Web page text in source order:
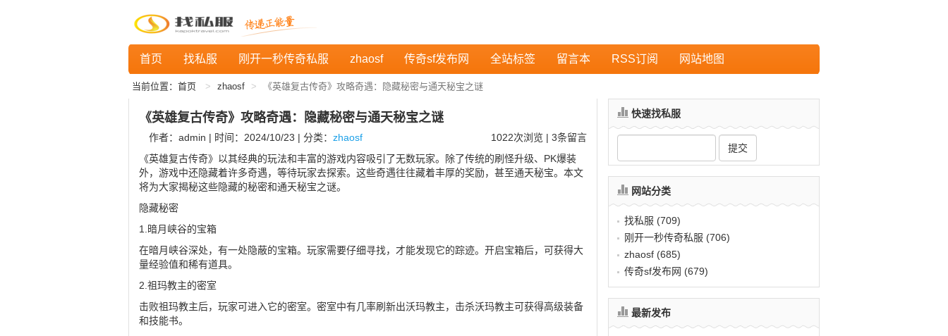
首页 找私服 刚开一秒传奇私服 zhaosf 传奇sf发布网 全站标签 留言本 RSS订阅 网站地图
当前位置： 首页 zhaosf 《英雄复古传奇》攻略奇遇：隐藏秘密与通天秘宝之谜
《英雄复古传奇》攻略奇遇：隐藏秘密与通天秘宝之谜
作者：admin | 时间：2024/10/23 | 分类： zhaosf 1022次浏览 | 3条留言
《英雄复古传奇》以其经典的玩法和丰富的游戏内容吸引了无数玩家。除了传统的刷怪升级、PK爆装
外，游戏中还隐藏着许多奇遇，等待玩家去探索。这些奇遇往往藏着丰厚的奖励，甚至通天秘宝。本文
将为大家揭秘这些隐藏的秘密和通天秘宝之谜。
隐藏秘密
1.暗月峡谷的宝箱
在暗月峡谷深处，有一处隐蔽的宝箱。玩家需要仔细寻找，才能发现它的踪迹。开启宝箱后，可获得大
量经验值和稀有道具。
2.祖玛教主的密室
击败祖玛教主后，玩家可进入它的密室。密室中有几率刷新出沃玛教主，击杀沃玛教主可获得高级装备
和技能书。
快速找私服
网站分类
找私服 (709)
刚开一秒传奇私服 (706)
zhaosf (685)
传奇sf发布网 (679)
最新发布